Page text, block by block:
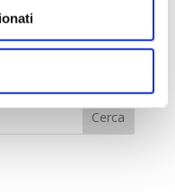
e automatici. Al
Cerca